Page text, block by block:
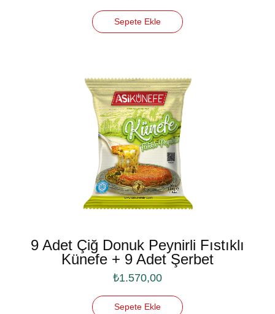
Sepete Ekle
9 Adet Çiğ Donuk Peynirli Fıstıklı
Künefe + 9 Adet Şerbet
₺1.570,00
Sepete Ekle